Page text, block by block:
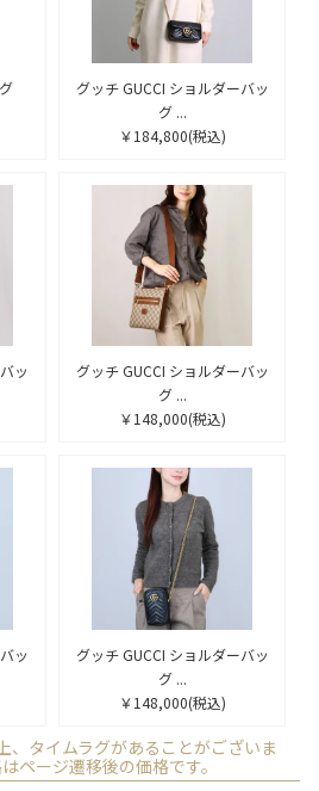
グッチ GUCCI ショルダーバッ
グ ...
￥184,800(税込)
ッ
グッチ GUCCI ショルダーバッ
グ ...
￥148,000(税込)
ッ
グッチ GUCCI ショルダーバッ
グ ...
￥148,000(税込)
タイムラグがあることがございま
ページ遷移後の価格です。